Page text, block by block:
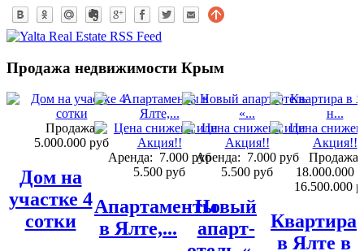
Продажа недвижимости Крым
Продажа:
5.000.000 руб
Дом на
участке 4
сотки
Аренда: 7.000 руб
5.500 руб
Апартаменты
в Ялте,...
Аренда: 7.000 руб
5.500 руб
Новый
апарт-
Продажа:
18.000.000
16.500.000
Квартира
в Ялте в